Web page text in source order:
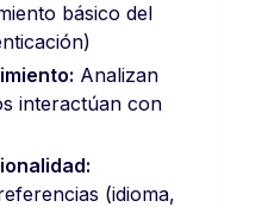
básico del
Analizan
interactúan con
(idioma,